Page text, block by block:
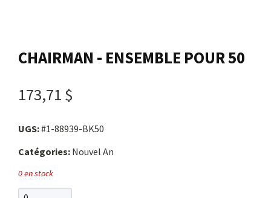
Panier
English
CHAIRMAN - ENSEMBLE POUR 50
173,71 $
UGS:#1-88939-BK50
Catégories: Nouvel An
0 en stock